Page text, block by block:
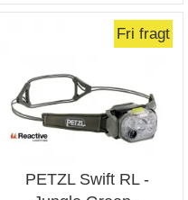
Fri fragt
PETZL Swift RL -